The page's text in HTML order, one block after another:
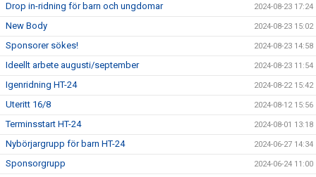
Drop in-ridning för barn och ungdomar 2024-08-23 17:24
New Body 2024-08-23 15:02
Sponsorer sökes! 2024-08-23 14:58
Ideellt arbete augusti/september 2024-08-23 11:54
Igenridning HT-24 2024-08-22 15:42
Uteritt 16/8 2024-08-12 15:56
Terminsstart HT-24 2024-08-01 13:18
Nybörjargrupp för barn HT-24 2024-06-27 14:34
Sponsorgrupp 2024-06-24 11:00